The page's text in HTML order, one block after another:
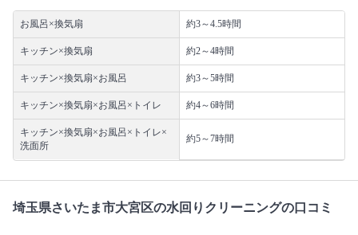
お風呂×換気扇 約3～4.5時間
キッチン×換気扇 約2～4時間
キッチン×換気扇×お風呂 約3～5時間
キッチン×換気扇×お風呂×トイレ 約4～6時間
キッチン×換気扇×お風呂×トイレ×
洗面所
約5～7時間
埼玉県さいたま市大宮区の水回りクリーニングの口コミ